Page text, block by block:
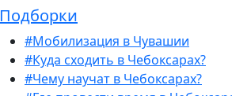
Подборки
#Мобилизация в Чувашии
#Куда сходить в Чебоксарах?
#Чему научат в Чебоксарах?